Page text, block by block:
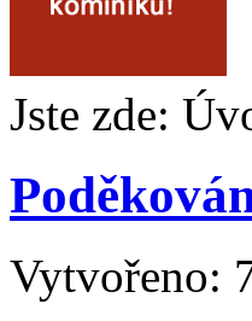
Jste zde:
Vytvořeno: